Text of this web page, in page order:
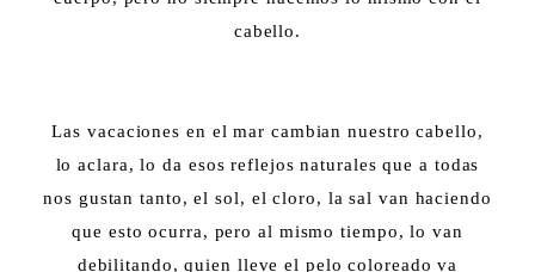
cabello.
Las vacaciones en el mar cambian nuestro cabello,
lo aclara, lo da esos reflejos naturales que a todas
nos gustan tanto, el sol, el cloro, la sal van haciendo
que esto ocurra, pero al mismo tiempo, lo van
debilitando, quien lleve el pelo coloreado va